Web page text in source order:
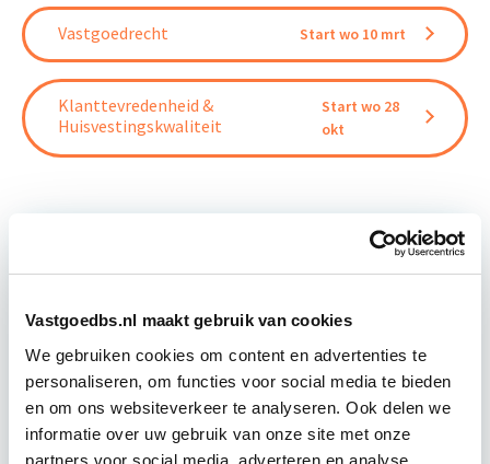
Vastgoedbs.nl maakt gebruik van cookies
We gebruiken cookies om content en advertenties te
personaliseren, om functies voor social media te bieden
en om ons websiteverkeer te analyseren. Ook delen we
informatie over uw gebruik van onze site met onze
partners voor social media, adverteren en analyse
Vastgoedrecht Start wo 10 mrt
Klanttevredenheid &
Huisvestingskwaliteit
Start wo 28
okt
Vastgoedbeheer
De opleiding Vastgoedbeheer biedt jou een helder,
integraal denk- en werkmodel om op tactisch en
operationeel niveau vastgoed optimaal te